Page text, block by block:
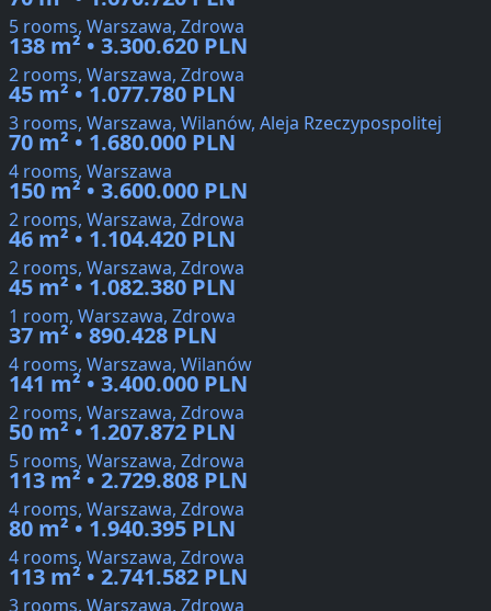
5 rooms, Warszawa, Zdrowa
138 m² • 3.300.620 PLN
2 rooms, Warszawa, Zdrowa
45 m² • 1.077.780 PLN
3 rooms, Warszawa, Wilanów, Aleja Rzeczypospolitej
70 m² • 1.680.000 PLN
4 rooms, Warszawa
150 m² • 3.600.000 PLN
2 rooms, Warszawa, Zdrowa
46 m² • 1.104.420 PLN
2 rooms, Warszawa, Zdrowa
45 m² • 1.082.380 PLN
1 room, Warszawa, Zdrowa
37 m² • 890.428 PLN
4 rooms, Warszawa, Wilanów
141 m² • 3.400.000 PLN
2 rooms, Warszawa, Zdrowa
50 m² • 1.207.872 PLN
5 rooms, Warszawa, Zdrowa
113 m² • 2.729.808 PLN
4 rooms, Warszawa, Zdrowa
80 m² • 1.940.395 PLN
4 rooms, Warszawa, Zdrowa
113 m² • 2.741.582 PLN
3 rooms, Warszawa, Zdrowa